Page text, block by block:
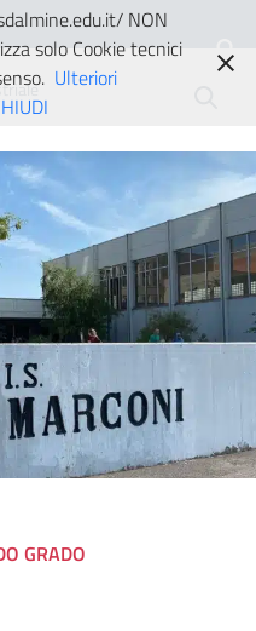
GRADO
NON
solo Cookie tecnici
Ulteriori